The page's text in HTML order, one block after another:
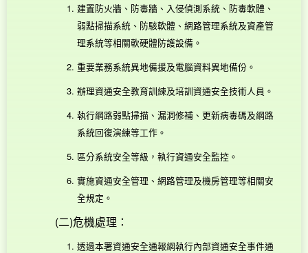
建置防火牆、防毒牆、入侵偵測系統、防毒軟體、
弱點掃描系統、防駭軟體、網路管理系統及資產管
理系統等相關軟硬體防護設備。
重要業務系統異地備援及電腦資料異地備份。
辦理資通安全教育訓練及培訓資通安全技術人員。
執行網路弱點掃描、漏洞修補、更新病毒碼及網路
系統回復演練等工作。
區分系統安全等級，執行資通安全監控。
實施資通安全管理、網路管理及機房管理等相關安
全規定。
(二)危機處理：
透過本署資通安全通報網執行內部資通安全事件通